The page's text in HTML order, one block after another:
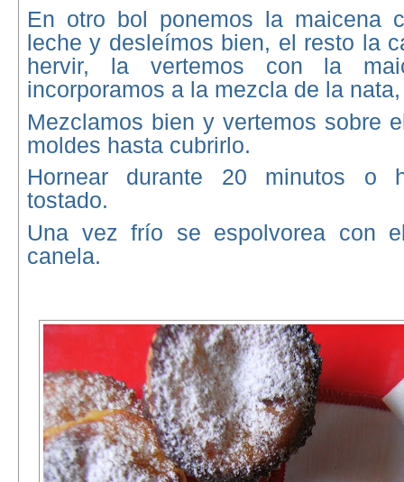
En otro bol ponemos la maicena
leche y desleímos bien, el resto la
hervir, la vertemos con la
incorporamos a la mezcla de la
Mezclamos bien y vertemos sobre
moldes hasta cubrirlo.
Hornear durante 20 minutos o
tostado.
Una vez frío se espolvorea con
canela.